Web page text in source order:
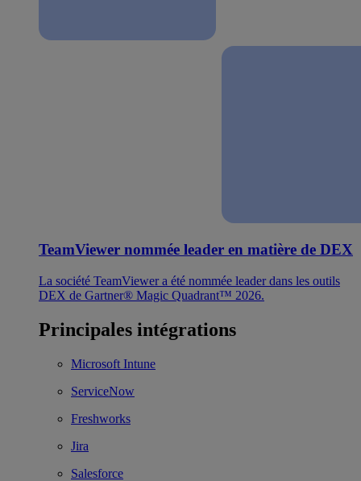
TeamViewer nommée leader en matière de DEX
La société TeamViewer a été nommée leader dans les outils
DEX de Gartner® Magic Quadrant™ 2026.
Principales intégrations
Microsoft Intune
ServiceNow
Freshworks
Jira
Salesforce